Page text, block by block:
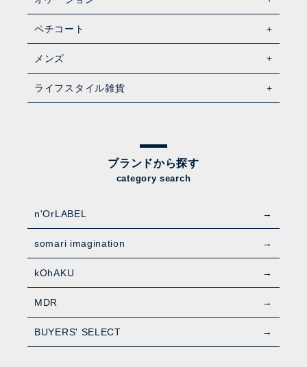
ペチコート
メンズ
ライフスタイル雑貨
ブランドから探す
category search
n'OrLABEL
somari imagination
kOhAKU
MDR
BUYERS' SELECT